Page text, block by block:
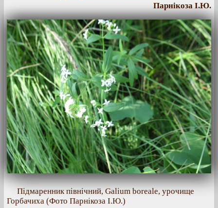
Парнікоза І.Ю.
Підмаренник північний, Galium boreale, урочище
Горбачиха (Фото Парнікоза І.Ю.)